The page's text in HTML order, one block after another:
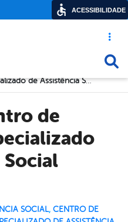
Acesso
Centro de Referência Especializado de Assistência Social
de
SOCIAL, CENTRO DE
ACESSIBILIDADE